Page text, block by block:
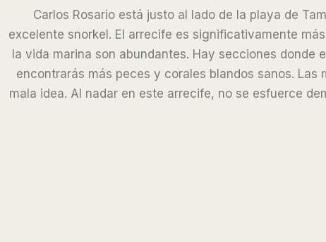
Carlos Rosario está justo al lado de la playa de
excelente snorkel. El arrecife es significativamente
la vida marina son abundantes. Hay secciones
encontrarás más peces y corales blandos sanos.
mala idea. Al nadar en este arrecife, no se esfuerce